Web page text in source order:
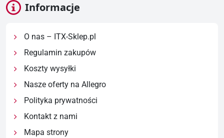
Informacje
O nas – ITX-Sklep.pl
Regulamin zakupów
Koszty wysyłki
Nasze oferty na Allegro
Polityka prywatności
Kontakt z nami
Mapa strony